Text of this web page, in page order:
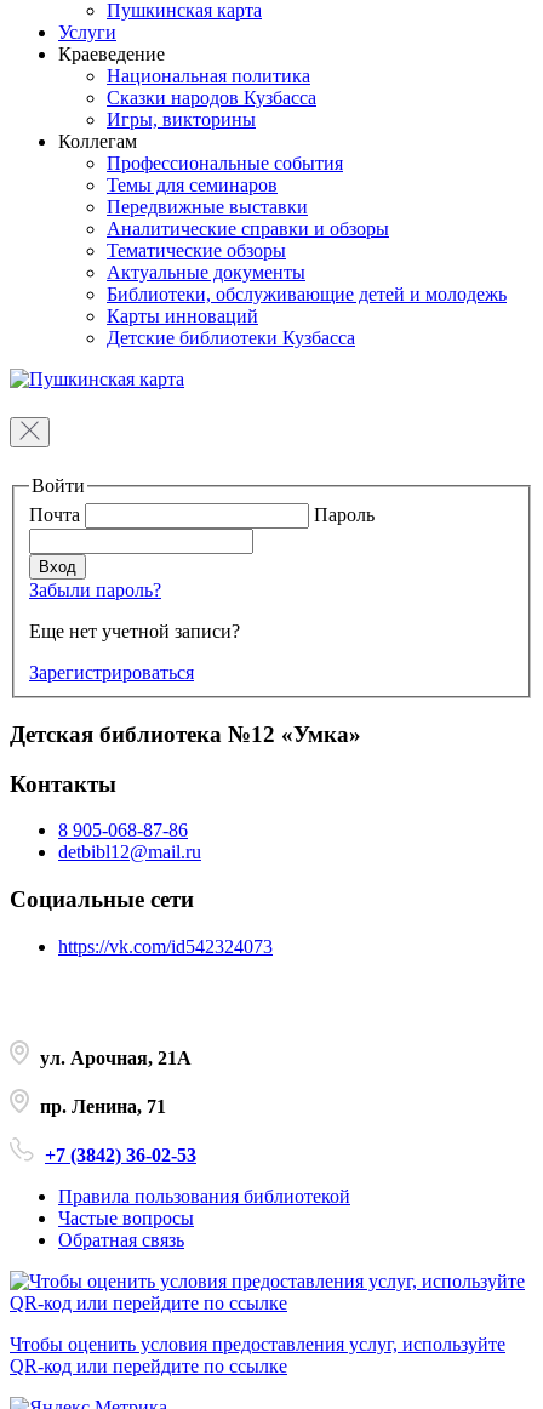
Пушкинская карта
Услуги
Краеведение
Национальная политика
Сказки народов Кузбасса
Игры, викторины
Коллегам
Профессиональные события
Темы для семинаров
Передвижные выставки
Аналитические справки и обзоры
Тематические обзоры
Актуальные документы
Библиотеки, обслуживающие детей и молодежь
Карты инноваций
Детские библиотеки Кузбасса
Войти
Почта
Пароль
Забыли пароль?
Еще нет учетной записи?
Зарегистрироваться
Детская библиотека №12 «Умка»
Контакты
8 905-068-87-86
detbibl12@mail.ru
Социальные сети
https://vk.com/id542324073
ул. Арочная, 21А
пр. Ленина, 71
+7 (3842) 36-02-53
Правила пользования библиотекой
Частые вопросы
Обратная связь
Чтобы оценить условия предоставления услуг, используйте
QR-код или перейдите по ссылке